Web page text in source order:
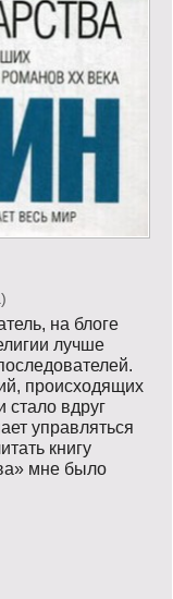
на блоге
лучше
происходящих
стало вдруг
управляться
книгу
мне было